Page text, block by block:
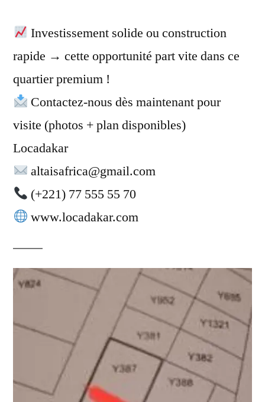
Investissement solide ou construction
rapide → cette opportunité part vite dans ce
quartier premium !
Contactez-nous dès maintenant pour
visite (photos + plan disponibles)
Locadakar
altaisafrica@gmail.com
(+221) 77 555 55 70
www.locadakar.com